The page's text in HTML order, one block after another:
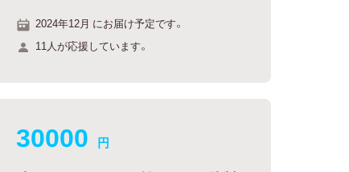
2024年12月 にお届け予定です。
11人が応援しています。
30000 円